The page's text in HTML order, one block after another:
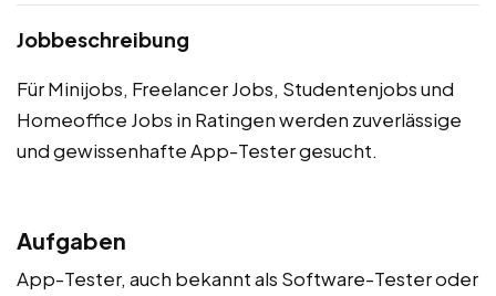
Jobbeschreibung
Für Minijobs, Freelancer Jobs, Studentenjobs und
Homeoffice Jobs in Ratingen werden zuverlässige
und gewissenhafte App-Tester gesucht.
Aufgaben
App-Tester, auch bekannt als Software-Tester oder